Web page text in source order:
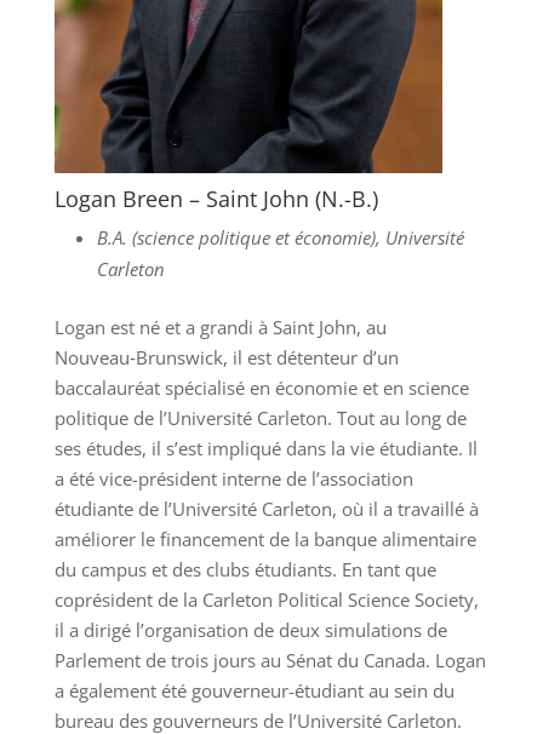
Logan Breen – Saint John (N.-B.)
B.A. (science politique et économie), Université
Carleton
Logan est né et a grandi à Saint John, au
Nouveau‑Brunswick, il est détenteur d’un
baccalauréat spécialisé en économie et en science
politique de l’Université Carleton. Tout au long de
ses études, il s’est impliqué dans la vie étudiante. Il
a été vice-président interne de l’association
étudiante de l’Université Carleton, où il a travaillé à
améliorer le financement de la banque alimentaire
du campus et des clubs étudiants. En tant que
coprésident de la Carleton Political Science Society,
il a dirigé l’organisation de deux simulations de
Parlement de trois jours au Sénat du Canada. Logan
a également été gouverneur-étudiant au sein du
bureau des gouverneurs de l’Université Carleton.